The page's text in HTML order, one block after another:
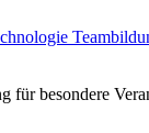
besondere